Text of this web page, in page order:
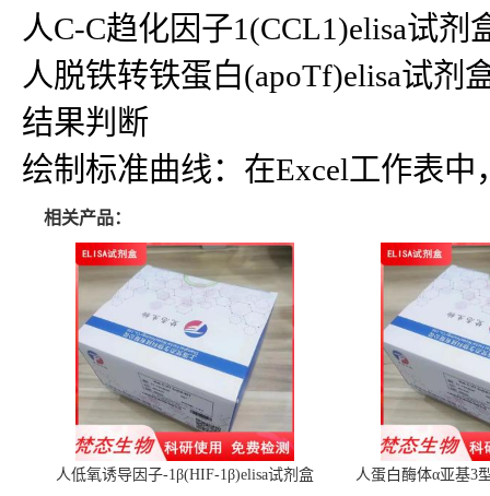
人C-C趋化因子1(CCL1)elisa试
人脱铁转铁蛋白(apoTf)elisa试剂
结果判断
绘制标准曲线：在Excel工作表
相关产品：
人低氧诱导因子-1β(HIF-1β)elisa试剂盒 人蛋白酶体α亚基3